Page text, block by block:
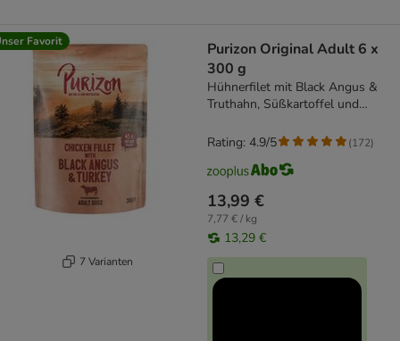
Favorit
7 Varianten
Purizon Original Adult 6 x
300 g
Hühnerfilet mit Black Angus &
Truthahn, Süßkartoffel und
13,99 €
7,77 € / kg
13,29 €
Rating: 4.9/5 (172)